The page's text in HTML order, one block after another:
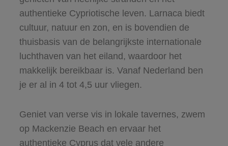
authentieke Cypriotische leven. Larnaca biedt
cultuur, natuur en zon, en is bovendien de
thuisbasis van de belangrijkste internationale
luchthaven van het eiland, waardoor het
makkelijk bereikbaar is. Vanaf Nederland ben
je er al in 4 tot 4,5 uur vliegen.
Geniet van verse vis in lokale tavernes, zwem
op Mackenzie Beach en ervaar het
authentieke Cyprus dat vele andere